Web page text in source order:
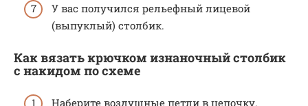
У вас получился рельефный лицевой
(выпуклый) столбик.
Как вязать крючком изнаночный столбик
с накидом по схеме
Наберите воздушные петли в цепочку.